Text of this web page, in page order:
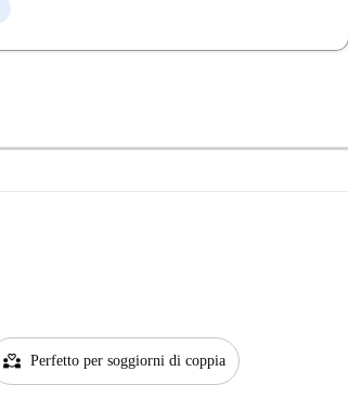
partner_heart Perfetto per soggiorni di coppia